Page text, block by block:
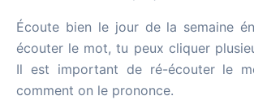
Écoute bien le jour de la semaine
écouter le mot, tu peux cliquer
Il est important de ré-écouter le
comment on le prononce.